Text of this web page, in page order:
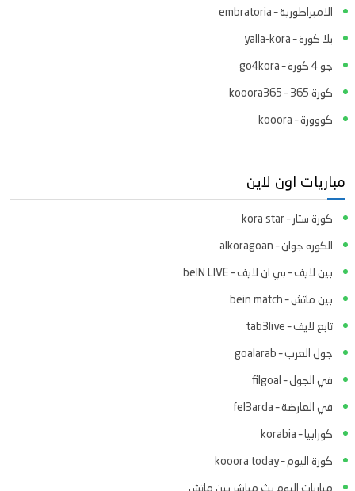
الامبراطورية – embratoria
يلا كورة – yalla-kora
جو 4 كورة – go4kora
كورة 365 – kooora365
كووورة – kooora
مباريات اون لاين
كورة ستار – kora star
الكوره جوان – alkoragoan
بين لايف – بي ان لايف – beIN LIVE
بين ماتش – bein match
تابع لايف – tab3live
جول العرب – goalarab
في الجول – filgoal
في العارضة – fel3arda
كورابيا – korabia
كورة اليوم – kooora today